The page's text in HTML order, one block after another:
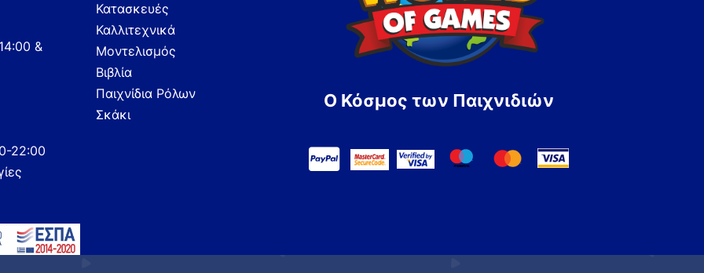
&
22:00
Κατασκευές
Καλλιτεχνικά
Μοντελισμός
Βιβλία
Παιχνίδια Ρόλων
Σκάκι
Ο Κόσμος των Παιχνιδιών